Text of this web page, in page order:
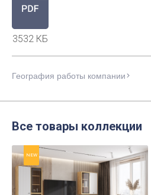
3532 КБ
География работы компании
Все товары коллекции
NEW